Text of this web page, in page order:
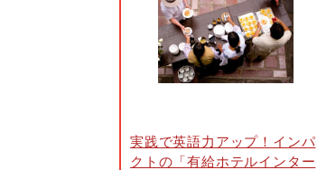
実践で英語力アップ！インパ
クトの「有給ホテルインター